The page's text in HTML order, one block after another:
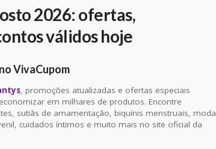
2026: ofertas,
válidos hoje
VivaCupom
, promoções atualizadas e ofertas especiais
em milhares de produtos. Encontre
sutiãs de amamentação, biquínis menstruais, moda
cuidados íntimos e muito mais no site oficial da